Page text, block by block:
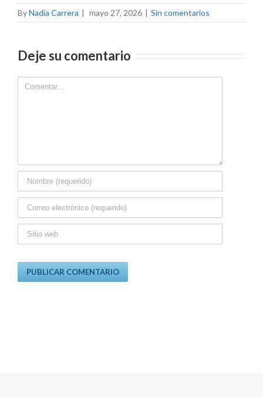
ByNadia Carrera | mayo 27, 2026 | Sin comentarios
Deje su comentario
Comment